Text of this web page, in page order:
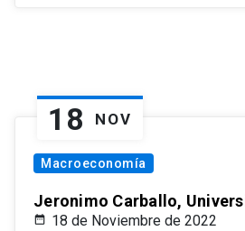
18 NOV
Macroeconomía
Jeronimo Carballo,
18 de Noviembre de 2022